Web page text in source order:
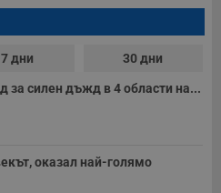
7 дни 30 дни
за силен дъжд в 4 области на...
оказал най-голямо